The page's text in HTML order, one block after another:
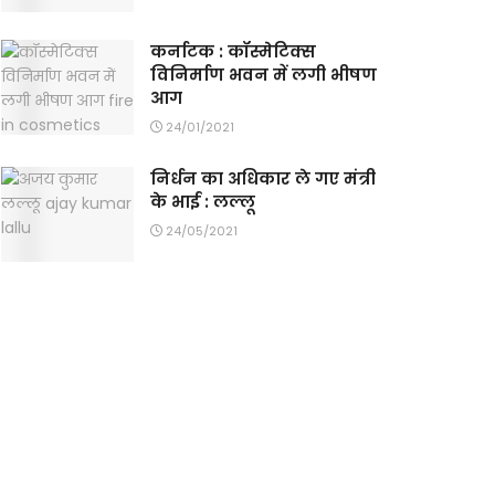
कर्नाटक : कॉस्मेटिक्स
विनिर्माण भवन में लगी भीषण
आग
24/01/2021
निर्धन का अधिकार ले गए मंत्री
के भाई : लल्लू
24/05/2021